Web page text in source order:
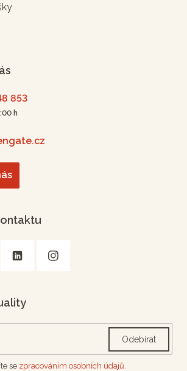
853
h
Odebírat
se zpracováním osobních údajů.